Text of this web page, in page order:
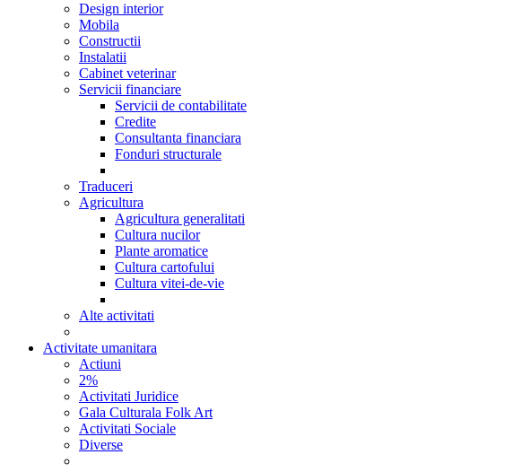
Design interior
Mobila
Constructii
Instalatii
Cabinet veterinar
Servicii financiare
Servicii de contabilitate
Credite
Consultanta financiara
Fonduri structurale
Traduceri
Agricultura
Agricultura generalitati
Cultura nucilor
Plante aromatice
Cultura cartofului
Cultura vitei-de-vie
Alte activitati
Activitate umanitara
Actiuni
2%
Activitati Juridice
Gala Culturala Folk Art
Activitati Sociale
Diverse